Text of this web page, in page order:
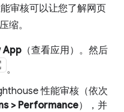
审核可以让您了解网页
缩。
App （查看应用）。然后
。
性能审核（依次
> Performance），并